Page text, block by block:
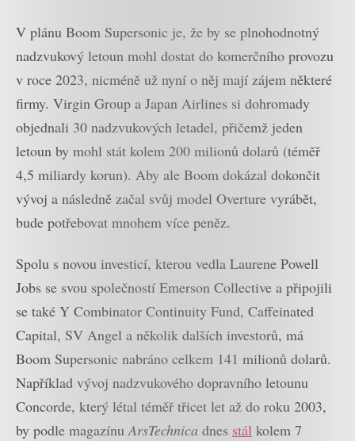
V plánu Boom Supersonic je, že by se plnohodnotný
nadzvukový letoun mohl dostat do komerčního provozu
v roce 2023, nicméně už nyní o něj mají zájem některé
firmy. Virgin Group a Japan Airlines si dohromady
objednali 30 nadzvukových letadel, přičemž jeden
letoun by mohl stát kolem 200 milionů dolarů (téměř
4,5 miliardy korun). Aby ale Boom dokázal dokončit
vývoj a následně začal svůj model Overture vyrábět,
bude potřebovat mnohem více peněz.
Spolu s novou investicí, kterou vedla Laurene Powell
Jobs se svou společností Emerson Collective a připojili
se také Y Combinator Continuity Fund, Caffeinated
Capital, SV Angel a několik dalších investorů, má
Boom Supersonic nabráno celkem 141 milionů dolarů.
Například vývoj nadzvukového dopravního letounu
Concorde, který létal téměř třicet let až do roku 2003,
by podle magazínuArsTechnica dnes stál kolem 7